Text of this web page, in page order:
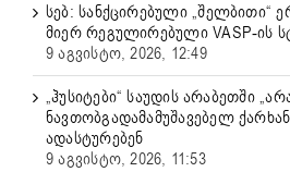
სებ: სანქცირებული „შელბითი“
მიერ რეგულირებული VASP-ის
9 აგვისტო, 2026, 12:49
„ჰუსიტები“ საუდის არაბეთში
ნავთობგადამამუშავებელ
ადასტურებენ
9 აგვისტო, 2026, 11:53